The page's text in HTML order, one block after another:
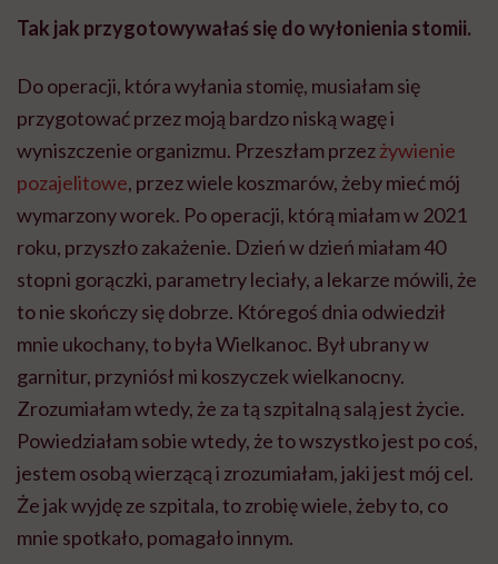
Tak jak przygotowywałaś się do wyłonienia stomii.
Do operacji, która wyłania stomię, musiałam się
przygotować przez moją bardzo niską wagę i
wyniszczenie organizmu. Przeszłam przezżywienie
pozajelitowe, przez wiele koszmarów, żeby mieć mój
wymarzony worek. Po operacji, którą miałam w 2021
roku, przyszło zakażenie. Dzień w dzień miałam 40
stopni gorączki, parametry leciały, a lekarze mówili, że
to nie skończy się dobrze. Któregoś dnia odwiedził
mnie ukochany, to była Wielkanoc. Był ubrany w
garnitur, przyniósł mi koszyczek wielkanocny.
Zrozumiałam wtedy, że za tą szpitalną salą jest życie.
Powiedziałam sobie wtedy, że to wszystko jest po coś,
jestem osobą wierzącą i zrozumiałam, jaki jest mój cel.
Że jak wyjdę ze szpitala, to zrobię wiele, żeby to, co
mnie spotkało, pomagało innym.